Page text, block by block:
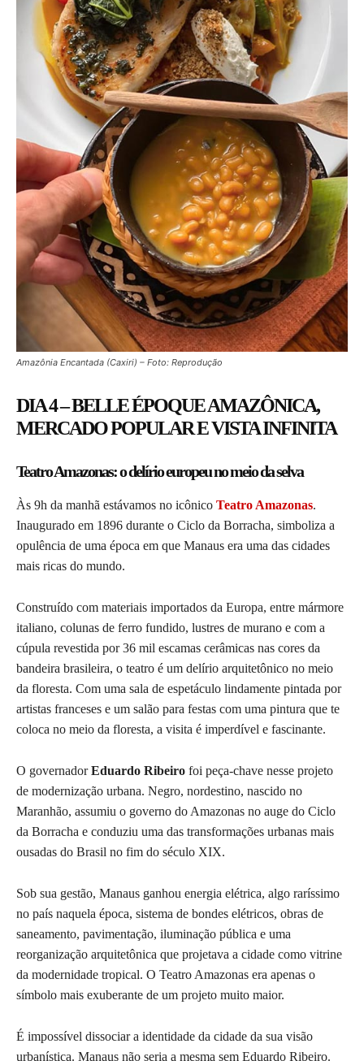
Amazônia Encantada (Caxiri) – Foto: Reprodução
DIA 4 – BELLE ÉPOQUE AMAZÔNICA,
MERCADO POPULAR E VISTA INFINITA
Teatro Amazonas: o delírio europeu no meio da selva
Às 9h da manhã estávamos no icônico Teatro Amazonas.
Inaugurado em 1896 durante o Ciclo da Borracha, simboliza a
opulência de uma época em que Manaus era uma das cidades
mais ricas do mundo.
Construído com materiais importados da Europa, entre mármore
italiano, colunas de ferro fundido, lustres de murano e com a
cúpula revestida por 36 mil escamas cerâmicas nas cores da
bandeira brasileira, o teatro é um delírio arquitetônico no meio
da floresta. Com uma sala de espetáculo lindamente pintada por
artistas franceses e um salão para festas com uma pintura que te
coloca no meio da floresta, a visita é imperdível e fascinante.
O governadorEduardo Ribeiro foi peça-chave nesse projeto
de modernização urbana. Negro, nordestino, nascido no
Maranhão, assumiu o governo do Amazonas no auge do Ciclo
da Borracha e conduziu uma das transformações urbanas mais
ousadas do Brasil no fim do século XIX.
Sob sua gestão, Manaus ganhou energia elétrica, algo raríssimo
no país naquela época, sistema de bondes elétricos, obras de
saneamento, pavimentação, iluminação pública e uma
reorganização arquitetônica que projetava a cidade como vitrine
da modernidade tropical. O Teatro Amazonas era apenas o
símbolo mais exuberante de um projeto muito maior.
É impossível dissociar a identidade da cidade da sua visão
urbanística. Manaus não seria a mesma sem Eduardo Ribeiro.